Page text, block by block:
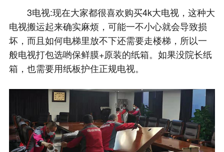
3电视:现在大家都很喜欢购买4k大电视，这种大
电视搬运起来确实麻烦，可能一不小心就会导致损
坏，而且如何电梯里放不下还需要走楼梯，所以一
般电视打包选哟保鲜膜+原装的纸箱。如果没院长纸
箱，也需要用纸板护住正规电视。